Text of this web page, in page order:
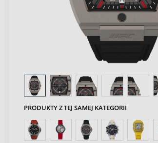
PRODUKTY Z TEJ SAMEJ KATEGORII